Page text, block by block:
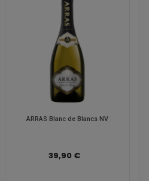
ARRAS Blanc de Blancs NV
39,90 €